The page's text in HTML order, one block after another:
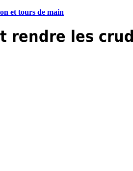
et tours de main
rendre les